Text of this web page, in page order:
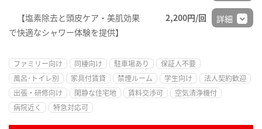
【塩素除去と頭皮ケア・美肌効果
で快適なシャワー体験を提供】
2,200円/回 詳細
ファミリー向け 同棲向け 駐車場あり
保証人不要
風呂･トイレ別
家具付賃貸 禁煙ルーム 学生向け
法人契約歓迎
出張・研修向け
閑静な住宅地 賃料交渉可
空気清浄機付
病院近く
特急対応可